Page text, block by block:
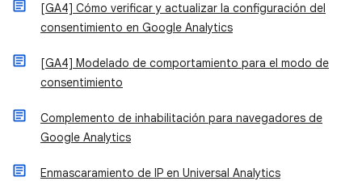
[GA4] Cómo verificar y actualizar la configuración del
consentimiento en Google Analytics
[GA4] Modelado de comportamiento para el modo de
consentimiento
Complemento de inhabilitación para navegadores de
Google Analytics
Enmascaramiento de IP en Universal Analytics